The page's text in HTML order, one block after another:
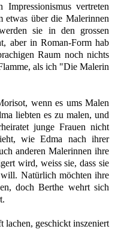
vertreten
etwas über die Malerinnen
sie in den grossen
aber in Roman-Form hab
Raum noch nichts
als ich "Die Malerin
wenn es ums Malen
liebten es zu malen, und
junge Frauen nicht
wie Edma nach ihrer
anderen Malerinnen ihre
wird, weiss sie, dass sie
Natürlich möchten ihre
doch Berthe wehrt sich
lachen, geschickt inszeniert